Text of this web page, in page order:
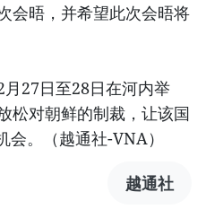
会晤，并希望此次会晤将
27日至28日在河内举
松对朝鲜的制裁，让该国
会。（越通社-VNA）
越通社